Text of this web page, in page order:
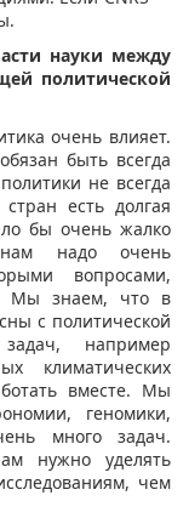
науки между
политической
очень влияет.
быть всегда
не всегда
есть долгая
бы очень жалко
надо очень
вопросами,
Мы знаем, что в
с политической
например
климатических
вместе. Мы
геномики,
много задач.
нужно уделять
чем